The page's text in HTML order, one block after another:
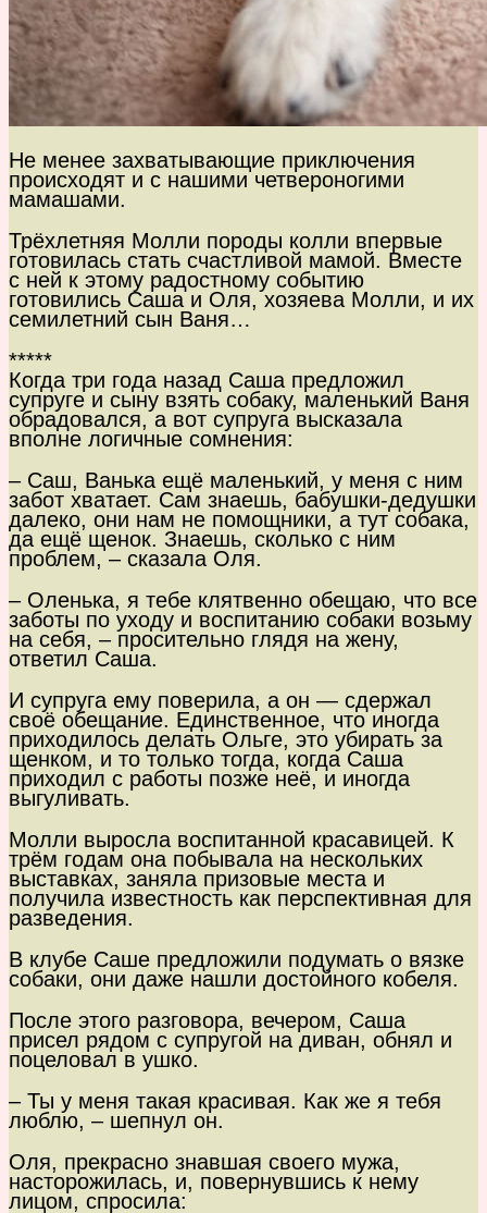
Не менее захватывающие приключения
происходят и с нашими четвероногими
мамашами.
Трёхлетняя Молли породы колли впервые
готовилась стать счастливой мамой. Вместе
с ней к этому радостному событию
готовились Саша и Оля, хозяева Молли, и их
семилетний сын Ваня…
*****
Когда три года назад Саша предложил
супруге и сыну взять собаку, маленький Ваня
обрадовался, а вот супруга высказала
вполне логичные сомнения:
– Саш, Ванька ещё маленький, у меня с ним
забот хватает. Сам знаешь, бабушки-дедушки
далеко, они нам не помощники, а тут собака,
да ещё щенок. Знаешь, сколько с ним
проблем, – сказала Оля.
– Оленька, я тебе клятвенно обещаю, что все
заботы по уходу и воспитанию собаки возьму
на себя, – просительно глядя на жену,
ответил Саша.
И супруга ему поверила, а он — сдержал
своё обещание. Единственное, что иногда
приходилось делать Ольге, это убирать за
щенком, и то только тогда, когда Саша
приходил с работы позже неё, и иногда
выгуливать.
Молли выросла воспитанной красавицей. К
трём годам она побывала на нескольких
выставках, заняла призовые места и
получила известность как перспективная для
разведения.
В клубе Саше предложили подумать о вязке
собаки, они даже нашли достойного кобеля.
После этого разговора, вечером, Саша
присел рядом с супругой на диван, обнял и
поцеловал в ушко.
– Ты у меня такая красивая. Как же я тебя
люблю, – шепнул он.
Оля, прекрасно знавшая своего мужа,
насторожилась, и, повернувшись к нему
лицом, спросила: